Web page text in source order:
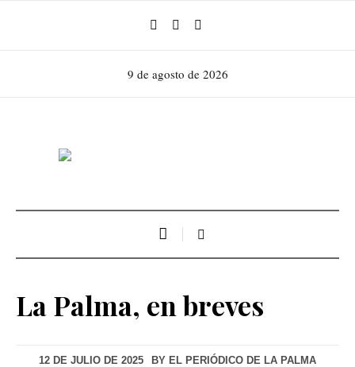
9 de agosto de 2026
La Palma, en breves
12 DE JULIO DE 2025 BY EL PERIÓDICO DE LA PALMA